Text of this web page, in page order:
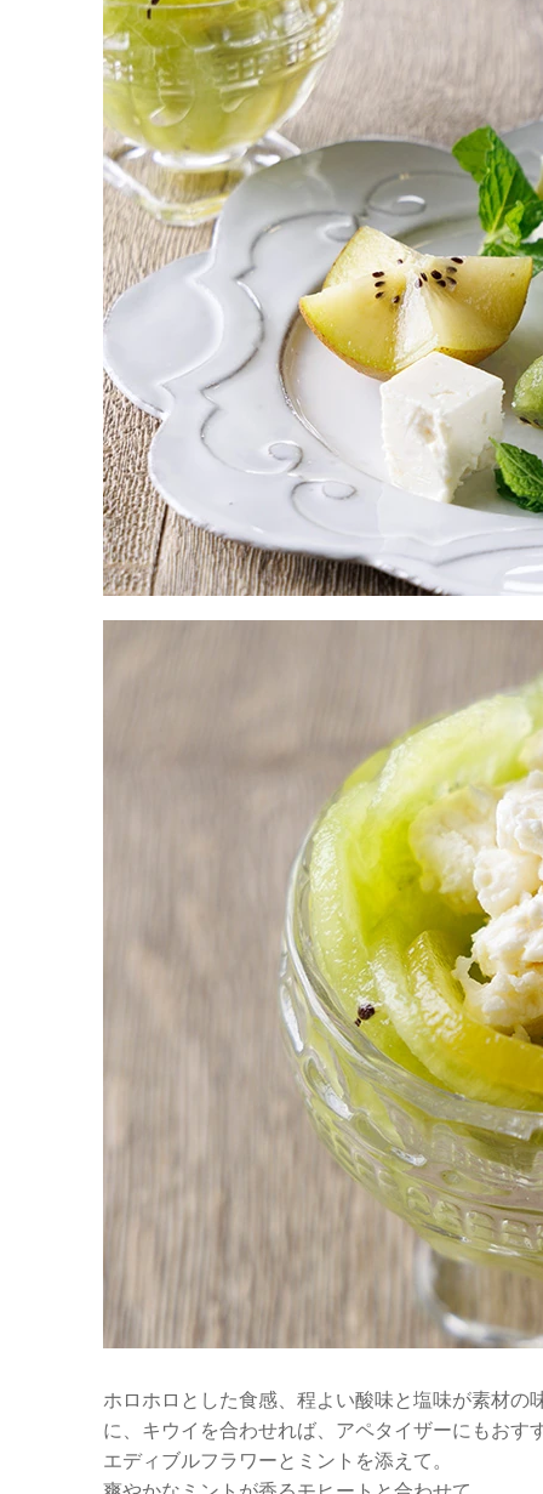
ホロホロとした食感、程よい酸味と塩味が素材
に、キウイを合わせれば、アペタイザーにもおす
エディブルフラワーとミントを添えて。